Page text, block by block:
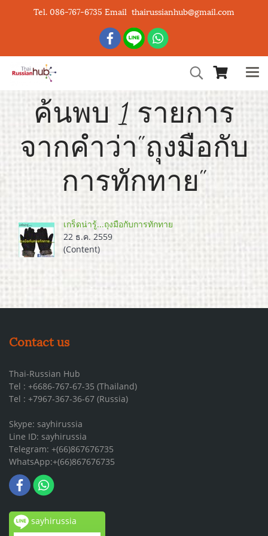
Tel. 086-767-6735 Email thairussianhub@gmail.com
ค้นพบ 1 รายการ
จากคำว่า"ถุงมือกับ
การทักทาย"
เกร็ดน่ารู้...ถุงมือกับการทักทาย
22 ธ.ค. 2559
(Content)
Contact us
Thai-Russian Hub
Tel : +6686-767-67-35 (Thailand)
Tel : +7967-367-36-67 (Russia)
Skype: sayhirussia
Line ID: sayhirussia
Telegram: +(66)867676735
WhatsApp:+(66)867676735
sayhirussia